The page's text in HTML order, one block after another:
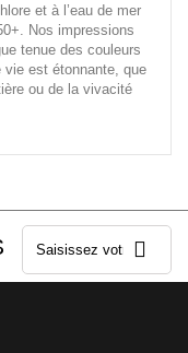
et à l’eau de mer
Nos impressions
tenue des couleurs
vie est étonnante, que
ou de la vivacité